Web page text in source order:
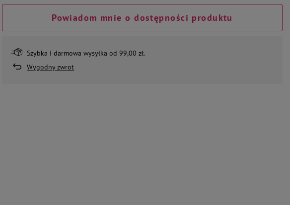
Powiadom mnie o dostępności produktu
Szybka i darmowa wysyłka od 99,00 zł.
Wygodny zwrot